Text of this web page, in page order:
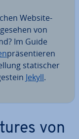
Website-
von
Im Guide
prä­sen­tie­ren
sta­ti­scher
Jekyll.
von